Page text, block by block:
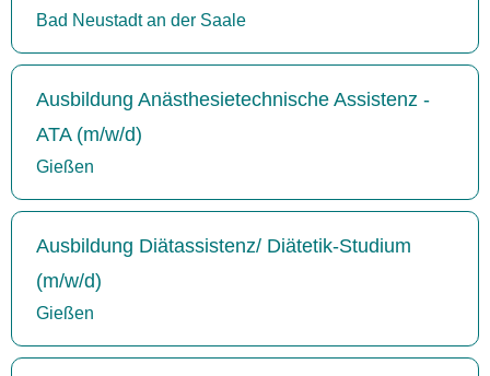
Bad Neustadt an der Saale
Ausbildung Anästhesietechnische Assistenz -
ATA (m/w/d)
Gießen
Ausbildung Diätassistenz/ Diätetik-Studium
(m/w/d)
Gießen